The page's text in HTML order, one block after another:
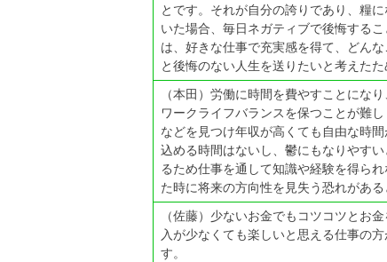
とです。それが自分の誇りであり、糧
いた場合、毎日ネガティブで後悔する
は、好きな仕事で充実感を得て、どん
と後悔のない人生を送りたいと考えたた
（本田）労働に時間を費やすことにな
ワークライフバランスを保つことが難
などを見つけ年収が高くても自由な時
込める時間はないし、鬱にもなりやす
るため仕事を通して知識や経験を得ら
た時に将来の方向性を見失う恐れがある
（佐藤）少ないお金でもコツコツとお
入が少なくても楽しいと思える仕事の
す。